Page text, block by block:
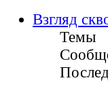
Взгляд
Темы